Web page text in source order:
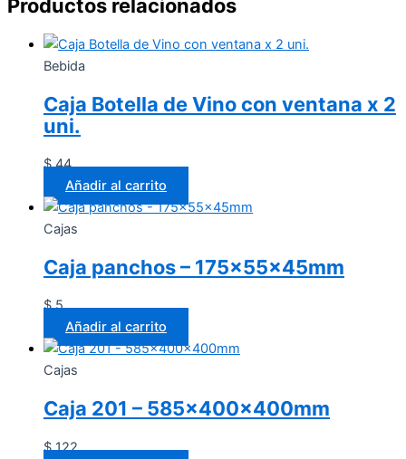
Productos relacionados
Bebida
Caja Botella de Vino con ventana x 2
uni.
$44
Añadir al carrito
Cajas
Caja panchos – 175x55x45mm
$5
Añadir al carrito
Cajas
Caja 201 – 585x400x400mm
$122